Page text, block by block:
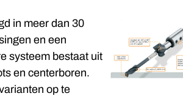
in meer dan 30
en een
systeem bestaat uit
en centerboren.
op te